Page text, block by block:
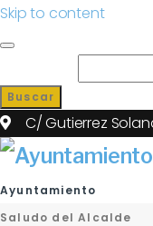
Skip to content
Buscar
C/ Gutierrez
Ayuntamiento
Saludo del Alcalde